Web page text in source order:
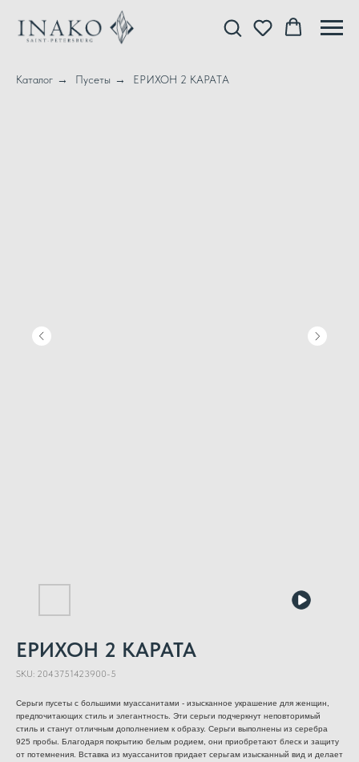
Каталог → Пусеты → ЕРИХОН 2 КАРАТА
ЕРИХОН 2 КАРАТА
SKU: 2043751423900-5
Серьги пусеты с большими муассанитами - изысканное украшение для женщин,
предпочитающих стиль и элегантность. Эти серьги подчеркнут неповторимый
стиль и станут отличным дополнением к образу. Серьги выполнены из серебра
925 пробы. Благодаря покрытию белым родием, они приобретают блеск и защиту
от потемнения. Вставка из муассанитов придает серьгам изысканный вид и делает